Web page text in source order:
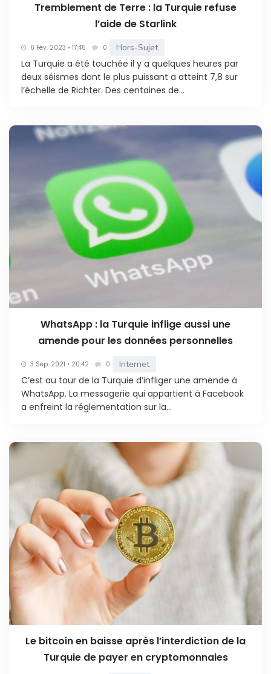
Tremblement de Terre : la Turquie refuse
l’aide de Starlink
6 Fév. 2023 • 17:45 0 Hors-Sujet
La Turquie a été touchée il y a quelques heures par
deux séismes dont le plus puissant a atteint 7,8 sur
l’échelle de Richter. Des centaines de...
WhatsApp : la Turquie inflige aussi une
amende pour les données personnelles
3 Sep. 2021 • 20:42 0 Internet
C’est au tour de la Turquie d’infliger une amende à
WhatsApp. La messagerie qui appartient à Facebook
a enfreint la réglementation sur la...
Le bitcoin en baisse après l’interdiction de la
Turquie de payer en cryptomonnaies